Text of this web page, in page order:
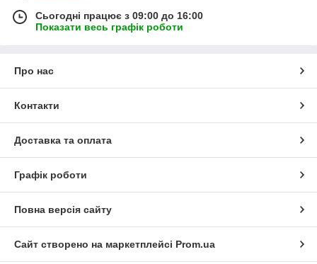
Сьогодні працює з 09:00 до 16:00
Показати весь графік роботи
Про нас
Контакти
Доставка та оплата
Графік роботи
Повна версія сайту
Сайт створено на маркетплейсі Prom.ua